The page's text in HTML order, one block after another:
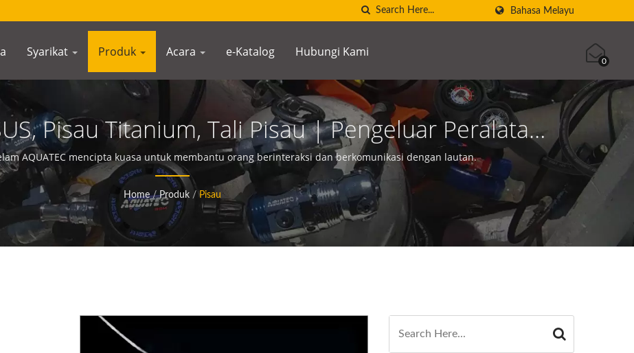
Bahasa Melayu
Syarikat Produk Acara e-Katalog Hubungi Kami
0
Pisau Titanium, Tali Pisau | Pengeluar Peralatan
Scuba | SCUBA AQUATEC
AQUATEC mencipta kuasa untuk membantu orang berinteraksi dan berkomunikasi dengan lautan.
Home / Produk / Pisau